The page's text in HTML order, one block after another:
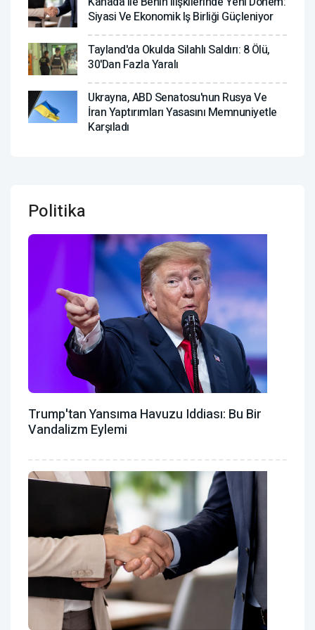
Siyasi Ve Ekonomik Iş Birliği Güçleniyor
Tayland'da Okulda Silahlı Saldırı: 8 Ölü,
30'dan Fazla Yaralı
Ukrayna, ABD Senatosu'nun Rusya Ve
İran Yaptırımları Yasasını Memnuniyetle
Karşıladı
Politika
Trump'tan Yansıma Havuzu Iddiası: Bu Bir
Vandalizm Eylemi